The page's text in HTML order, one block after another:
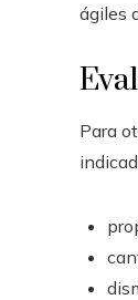
ágiles
Para